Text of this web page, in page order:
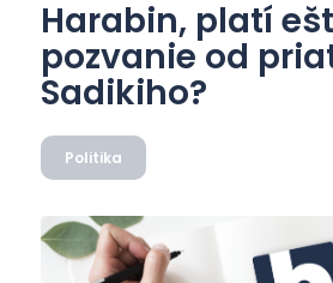
Harabin, platí
pozvanie od
Sadikiho?
Politika